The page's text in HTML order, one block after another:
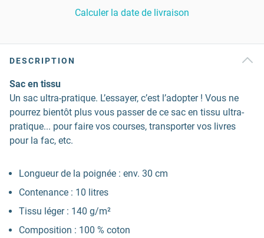
Calculer la date de livraison
DESCRIPTION
Sac en tissu
Un sac ultra-pratique. L’essayer, c’est l’adopter ! Vous ne
pourrez bientôt plus vous passer de ce sac en tissu ultra-
pratique... pour faire vos courses, transporter vos livres
pour la fac, etc.
Longueur de la poignée : env. 30 cm
Contenance : 10 litres
Tissu léger : 140 g/m²
Composition : 100 % coton